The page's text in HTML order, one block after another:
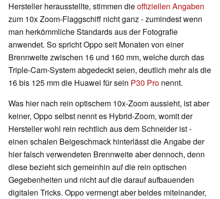
Hersteller herausstellte, stimmen dieoffiziellen Angaben
zum 10x Zoom-Flaggschiff nicht ganz - zumindest wenn
man herkömmliche Standards aus der Fotografie
anwendet. So spricht Oppo seit Monaten von einer
Brennweite zwischen 16 und 160 mm, welche durch das
Triple-Cam-System abgedeckt seien, deutlich mehr als die
16 bis 125 mm die Huawei für sein P30 Pro nennt.
Was hier nach rein optischem 10x-Zoom aussieht, ist aber
keiner, Oppo selbst nennt es Hybrid-Zoom, womit der
Hersteller wohl rein rechtlich aus dem Schneider ist -
einen schalen Beigeschmack hinterlässt die Angabe der
hier falsch verwendeten Brennweite aber dennoch, denn
diese bezieht sich gemeinhin auf die rein optischen
Gegebenheiten und nicht auf die darauf aufbauenden
digitalen Tricks. Oppo vermengt aber beides miteinander,